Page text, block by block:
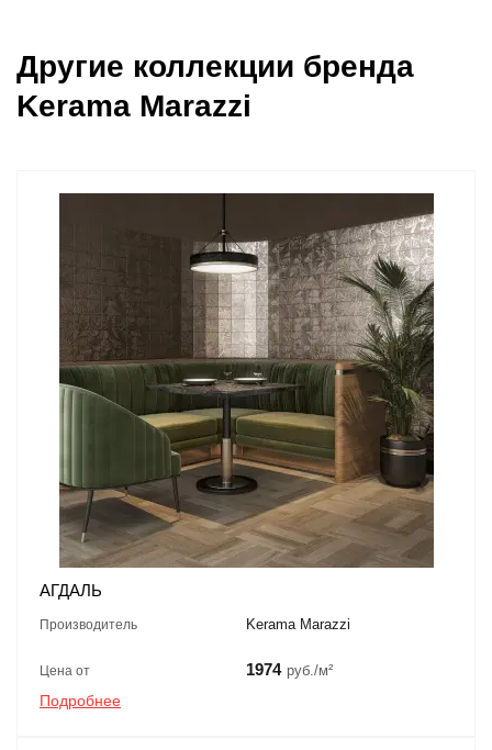
Другие коллекции бренда
Kerama Marazzi
АГДАЛЬ
Производитель Kerama Marazzi
Цена от 1974 руб./м²
Подробнее